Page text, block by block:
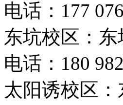
电话：177
东坑校区：
电话：180
太阳诱校区